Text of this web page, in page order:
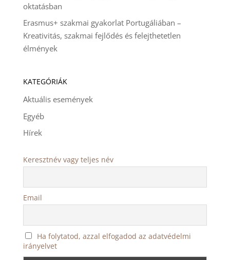
oktatásban
Erasmus+ szakmai gyakorlat Portugáliában –
Kreativitás, szakmai fejlődés és felejthetetlen
élmények
KATEGÓRIÁK
Aktuális események
Egyéb
Hírek
Keresztnév vagy teljes név
Email
Ha folytatod, azzal elfogadod az adatvédelmi
irányelvet